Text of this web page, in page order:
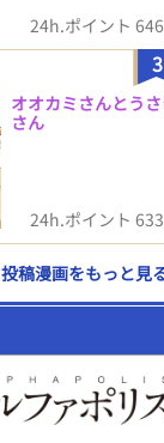
24h.ポイント
3
オオカミさんとう
さん
24h.ポイント
投稿漫画をもっと見